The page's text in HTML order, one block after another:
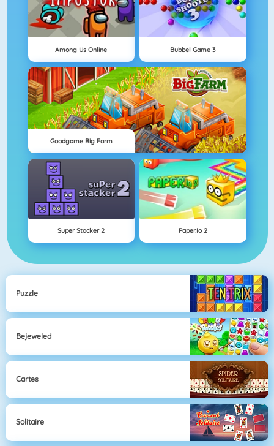
Among Us Online Bubbel Game 3
Goodgame Big Farm
Super Stacker 2 Paper.io 2
Puzzle
Bejeweled
Cartes
Solitaire